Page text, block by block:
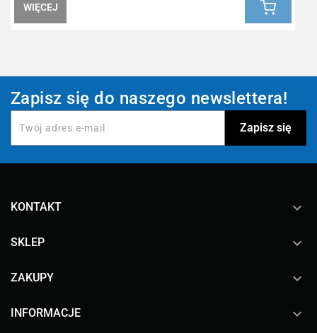
WIĘCEJ
Zapisz się do naszego newslettera!
KONTAKT keyboard_arrow_down
SKLEP 
ZAKUPY 
INFORMACJE 